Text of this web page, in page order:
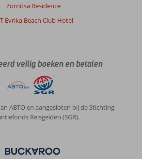
Zornitsa Residence
Evrika Beach Club Hotel
veilig boeken en betalen
ABTO en aangesloten bij de Stichting
Reisgelden (SGR).